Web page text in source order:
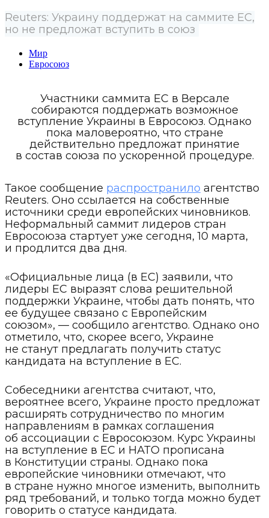
Reuters: Украину поддержат на саммите ЕС,
но не предложат вступить в союз
Мир
Евросоюз
Участники саммита ЕС в Версале
собираются поддержать возможное
вступление Украины в Евросоюз. Однако
пока маловероятно, что стране
действительно предложат принятие
в состав союза по ускоренной процедуре.
Такое сообщение распространило агентство
Reuters. Оно ссылается на собственные
источники среди европейских чиновников.
Неформальный саммит лидеров стран
Евросоюза стартует уже сегодня, 10 марта,
и продлится два дня.
«Официальные лица (в ЕС) заявили, что
лидеры ЕС выразят слова решительной
поддержки Украине, чтобы дать понять, что
ее будущее связано с Европейским
союзом», — сообщило агентство. Однако оно
отметило, что, скорее всего, Украине
не станут предлагать получить статус
кандидата на вступление в ЕС.
Собеседники агентства считают, что,
вероятнее всего, Украине просто предложат
расширять сотрудничество по многим
направлениям в рамках соглашения
об ассоциации с Евросоюзом. Курс Украины
на вступление в ЕС и НАТО прописана
в Конституции страны. Однако пока
европейские чиновники отмечают, что
в стране нужно многое изменить, выполнить
ряд требований, и только тогда можно будет
говорить о статусе кандидата.